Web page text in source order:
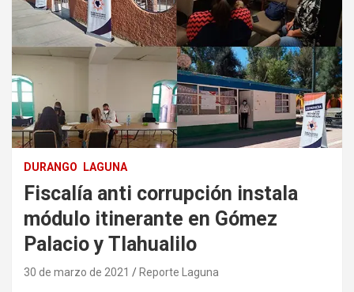
DURANGO LAGUNA
Fiscalía anti corrupción instala
módulo itinerante en Gómez
Palacio y Tlahualilo
30 de marzo de 2021 Reporte Laguna